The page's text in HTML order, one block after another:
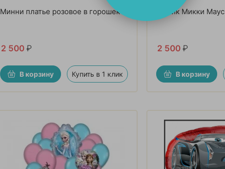
Минни платье розовое в горошек
2 500 ₽
В корзину Купить в 1 клик
Шарик Микки Маус
2 500 ₽
В корзину